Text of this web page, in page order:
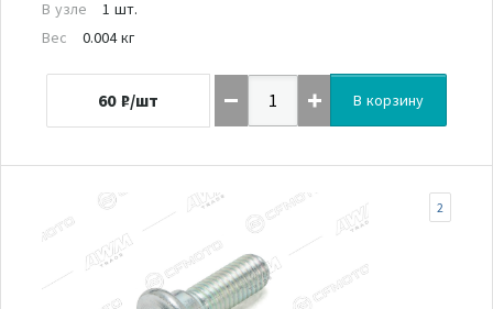
В узле
1 шт.
Вес
0.004 кг
60 ₽/шт В корзину
2